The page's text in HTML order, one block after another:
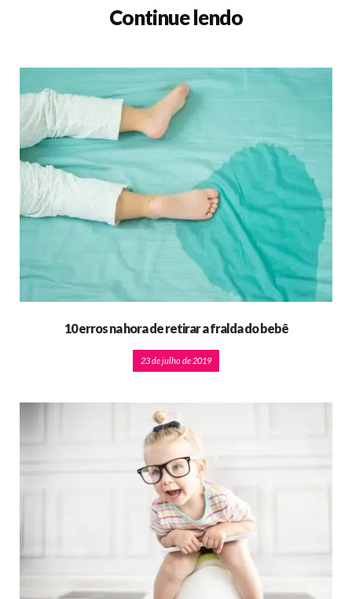
Continue lendo
10 erros na hora de retirar a fralda do bebê
23 de julho de 2019